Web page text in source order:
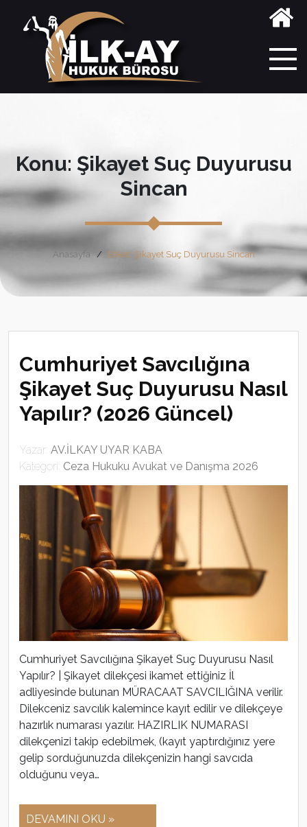
Konu: Şikayet Suç Duyurusu
Sincan
Anasayfa Etiket: Şikayet Suç Duyurusu Sincan
Cumhuriyet Savcılığına
Şikayet Suç Duyurusu Nasıl
Yapılır? (2026 Güncel)
Yazar: AV.İLKAY UYAR KABA
Kategori: Ceza Hukuku Avukat ve Danışma 2026
Cumhuriyet Savcılığına Şikayet Suç Duyurusu Nasıl
Yapılır? | Şikayet dilekçesi ikamet ettiğiniz İl
adliyesinde bulunan MÜRACAAT SAVCILIĞINA verilir.
Dilekceniz savcılık kalemince kayıt edilir ve dilekçeye
hazırlık numarası yazılır. HAZIRLIK NUMARASI
dilekçenizi takip edebilmek, (kayıt yaptırdığınız yere
gelip sorduğunuzda dilekçenizin hangi savcıda
olduğunu veya…
DEVAMINI OKU »